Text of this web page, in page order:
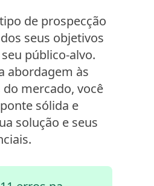
de prospecção
seus objetivos
público-alvo.
abordagem às
do mercado, você
sólida e
solução e seus